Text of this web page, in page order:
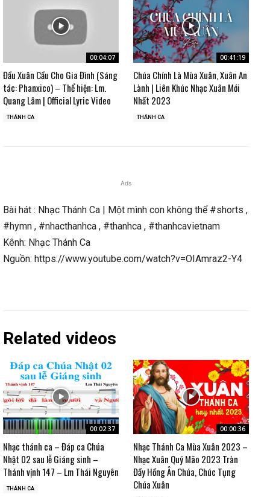
00:04:07
Đầu Xuân Cầu Cho Gia Đình (Sáng
tác: Phanxico) – Thể hiện: Lm.
Quang Lâm | Official Lyric Video
THÁNH CA
00:41:19
Chúa Chính Là Mùa Xuân, Xuân An
Lành | Liên Khúc Nhạc Xuân Mới
Nhất 2023
THÁNH CA
Ads
Bài hát : Nhạc Thánh Ca | Một mình con không thể #shorts ,
#hymn , #nhacthanhca , #thanhca , #thanhcavietnam
Kênh: Nhạc Thánh Ca
Nguồn: https://www.youtube.com/watch?v=OIAmraz2-Y4
Related videos
00:02:37
Nhạc thánh ca – Đáp ca Chúa
Nhật 02 sau lễ Giáng sinh –
Thánh vịnh 147 – Lm Thái Nguyên
THÁNH CA
00:00:36
Nhạc Thánh Ca Mùa Xuân 2023 –
Nhạc Xuân Quý Mão 2023 Tràn
Đầy Hồng Ân Chúa, Chúc Tụng
Chúa Xuân